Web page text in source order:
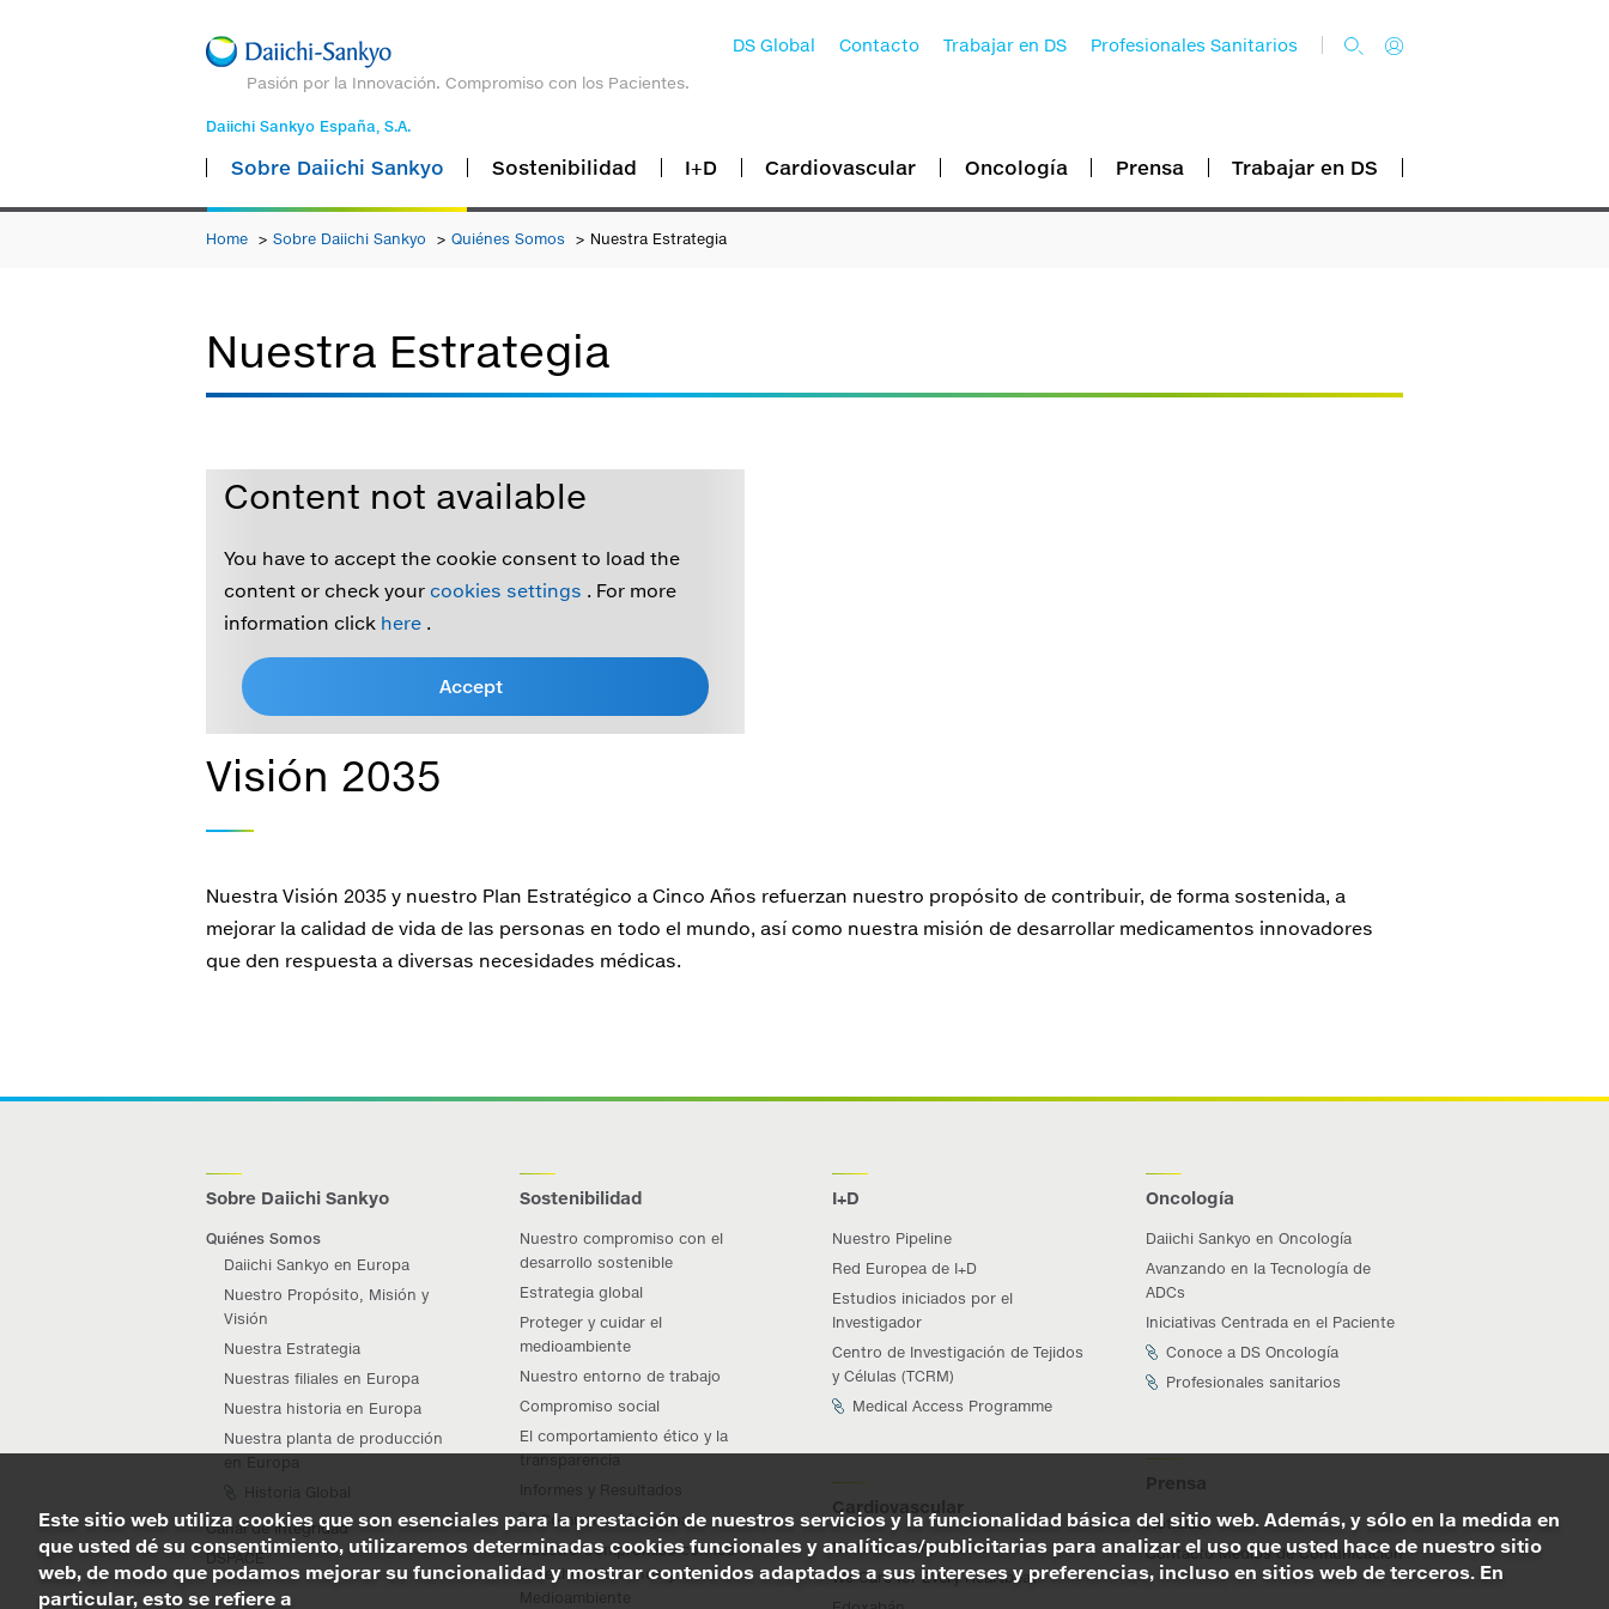
Pasión por la Innovación. Compromiso con los Pacientes.
DS Global Contacto Trabajar en DS Profesionales Sanitarios
Daiichi Sankyo España, S.A.
Sobre Daiichi Sankyo Sostenibilidad I+D Cardiovascular Oncología Prensa Trabajar en DS
Home Sobre Daiichi Sankyo Quiénes Somos Nuestra Estrategia
Nuestra Estrategia
Content not available
You have to accept the cookie consent to load the
content or check your cookies settings . For more
information click here .
Accept
Visión 2035
Nuestra Visión 2035 y nuestro Plan Estratégico a Cinco Años refuerzan nuestro propósito de contribuir, de forma sostenida, a
mejorar la calidad de vida de las personas en todo el mundo, así como nuestra misión de desarrollar medicamentos innovadores
que den respuesta a diversas necesidades médicas.
Sobre Daiichi Sankyo
Quiénes Somos
Daiichi Sankyo en Europa
Nuestro Propósito, Misión y
Visión
Nuestra Estrategia
Nuestras filiales en Europa
Nuestra historia en Europa
Nuestra planta de producción
en Europa
Historia Global
Canal de Integridad
DSPACE
Sostenibilidad
Nuestro compromiso con el
desarrollo sostenible
Estrategia global
Proteger y cuidar el
medioambiente
Nuestro entorno de trabajo
Compromiso social
El comportamiento ético y la
transparencia
Informes y Resultados
Comunicación global
Nuestro Compromiso con los
Derechos Humanos y el
Medioambiente
I+D
Nuestro Pipeline
Red Europea de I+D
Estudios iniciados por el
Investigador
Centro de Investigación de Tejidos
y Células (TCRM)
Medical Access Programme
Cardiovascular
Nuestro Compromiso
We Care for Every Heartbeat
Oncología
Daiichi Sankyo en Oncología
Avanzando en la Tecnología de
ADCs
Iniciativas Centrada en el Paciente
Conoce a DS Oncología
Profesionales sanitarios
Prensa
Noticias
Contacto Medios de Comunicación
Este sitio web utiliza cookies que son esenciales para la prestación de nuestros servicios y la funcionalidad básica del sitio web. Además, y sólo en la medida en
que usted dé su consentimiento, utilizaremos determinadas cookies funcionales y analíticas/publicitarias para analizar el uso que usted hace de nuestro sitio
web, de modo que podamos mejorar su funcionalidad y mostrar contenidos adaptados a sus intereses y preferencias, incluso en sitios web de terceros. En
particular, esto se refiere a